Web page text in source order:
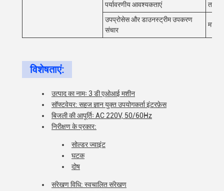
पर्यावरणीय आवश्यकताएं
उपप्रोसेस और डाउनस्ट्रीम उपकरण
संचार
मानक
विशेषताएं:
उत्पाद का नामः 3 डी एओआई मशीन
सॉफ्टवेयर: सहज ज्ञान युक्त उपयोगकर्ता इंटरफ़ेस
बिजली की आपूर्तिः AC 220V, 50/60Hz
निरीक्षण के प्रकार:
सोल्डर ज्वाइंट
घटक
दोष
संरेखण विधि: स्वचालित संरेखण